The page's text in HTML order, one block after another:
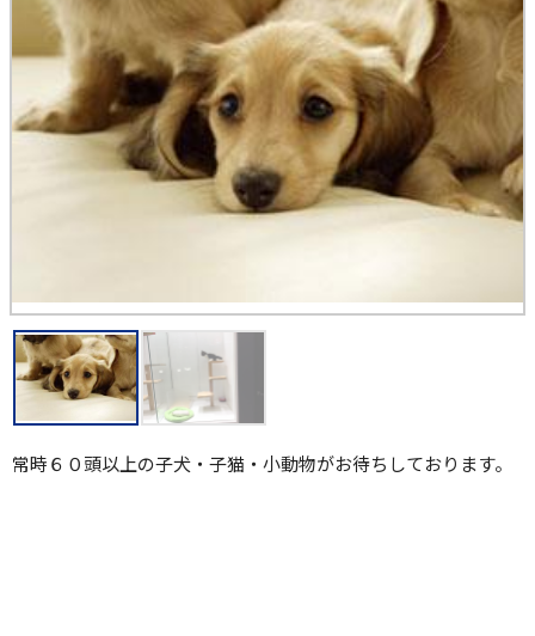
常時６０頭以上の子犬・子猫・小動物がお待ちしております。